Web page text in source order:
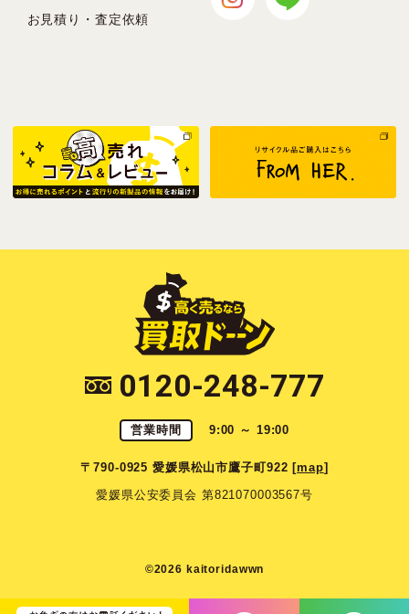
お見積り・査定依頼
0120-248-777
営業時間 9:00 ～ 19:00
〒790-0925 愛媛県松山市鷹子町922 [map]
愛媛県公安委員会 第821070003567号
©2026 kaitoridawwn